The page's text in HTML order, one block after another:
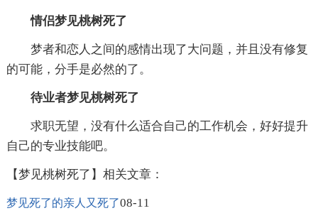
情侣梦见桃树死了
梦者和恋人之间的感情出现了大问题，并且没有修复
的可能，分手是必然的了。
待业者梦见桃树死了
求职无望，没有什么适合自己的工作机会，好好提升
自己的专业技能吧。
【梦见桃树死了】相关文章：
梦见死了的亲人又死了08-11